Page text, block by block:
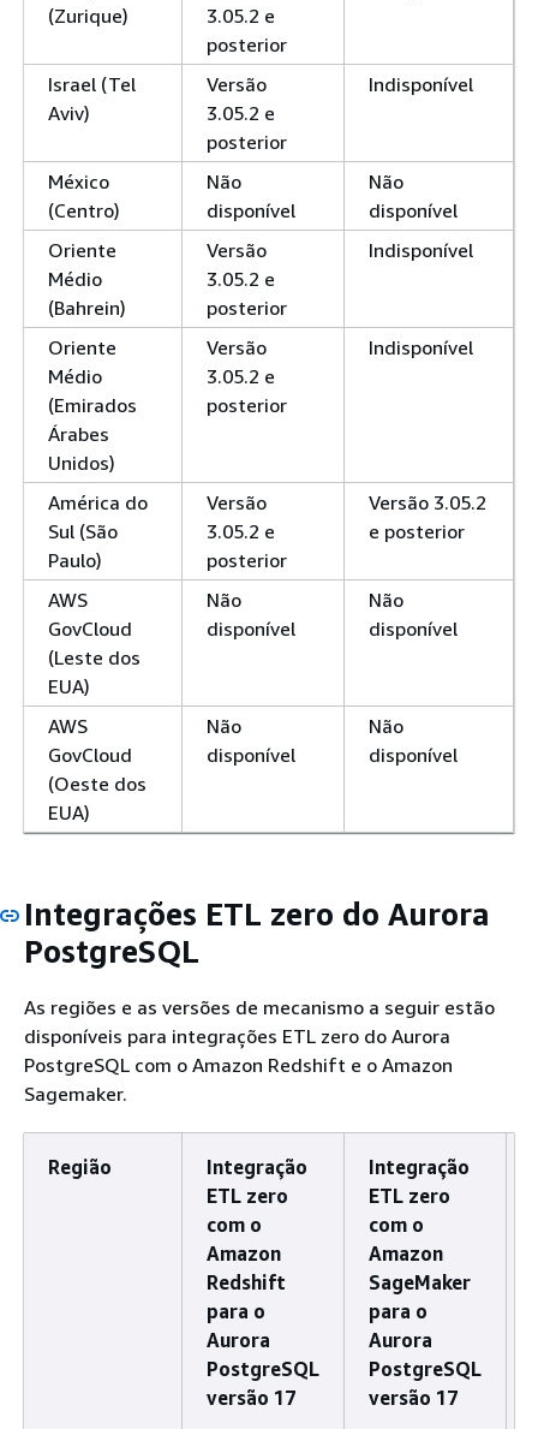
(Zurique)
3.05.2 e
posterior
Israel (Tel
Aviv)
Versão
3.05.2 e
posterior
Indisponível
México
(Centro)
Não
disponível
Não
disponível
Oriente
Médio
(Bahrein)
Versão
3.05.2 e
posterior
Indisponível
Oriente
Médio
(Emirados
Árabes
Unidos)
Versão
3.05.2 e
posterior
Indisponível
América do
Sul (São
Paulo)
Versão
3.05.2 e
posterior
Versão 3.05.2
e posterior
AWS
GovCloud
(Leste dos
EUA)
Não
disponível
Não
disponível
AWS
GovCloud
(Oeste dos
EUA)
Não
disponível
Não
disponível
Integrações ETL zero do Aurora
PostgreSQL
As regiões e as versões de mecanismo a seguir estão
disponíveis para integrações ETL zero do Aurora
PostgreSQL com o Amazon Redshift e o Amazon
Sagemaker.
Região
Integração
ETL zero
com o
Amazon
Redshift
para o
Aurora
PostgreSQL
versão 17
Integração
ETL zero
com o
Amazon
SageMaker
para o
Aurora
PostgreSQL
versão 17